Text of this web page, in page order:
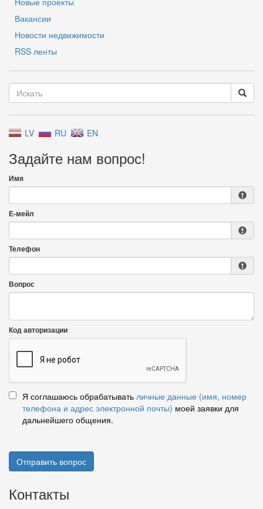
Вакансии
Новости недвижимости
RSS ленты
LV RU EN
Задайте нам вопрос!
Имя
Е-мейл
Телефон
Вопрос
Код авторизации
Я соглашаюсь обрабатывать личные данные (имя, номер
телефона и адрес электронной почты) моей заявки для
дальнейшего общения.
Отправить вопрос
Контакты